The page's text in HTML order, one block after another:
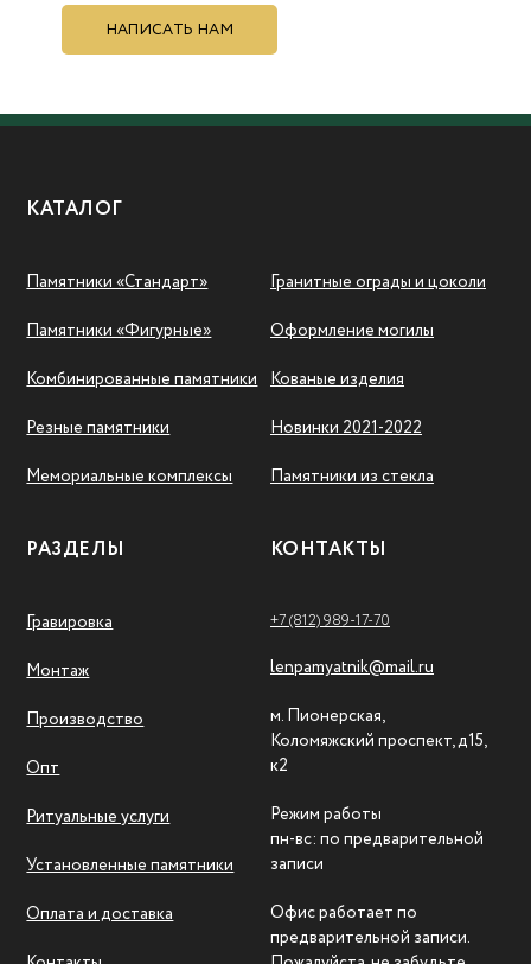
НАПИСАТЬ НАМ
КАТАЛОГ
Памятники «Стандарт»
Памятники «Фигурные»
Комбинированные памятники
Резные памятники
Мемориальные комплексы
Гранитные ограды и цоколи
Оформление могилы
Кованые изделия
Новинки 2021-2022
Памятники из стекла
РАЗДЕЛЫ
Гравировка
Монтаж
Производство
Опт
Ритуальные услуги
Установленные памятники
Оплата и доставка
КОНТАКТЫ
+7 (812) 989-17-70
lenpamyatnik@mail.ru
м. Пионерская,
Коломяжский проспект, д15,
к2
Режим работы
пн-вс: по предварительной
записи
Офис работает по
предварительной записи.